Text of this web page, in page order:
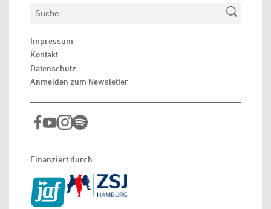
Suchen
Impressum
Kontakt
Datenschutz
Anmelden zum Newsletter
Finanziert durch